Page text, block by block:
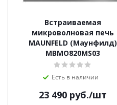
Встраиваемая
микроволновая печь
MAUNFELD (Маунфилд)
MBMO820MS03
Есть в наличии
23 490 руб./шт